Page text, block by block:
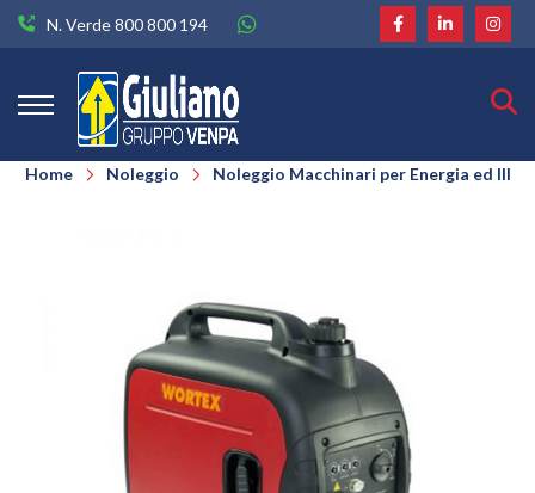
N. Verde 800 800 194
Home Noleggio Noleggio Macchinari per Energia ed